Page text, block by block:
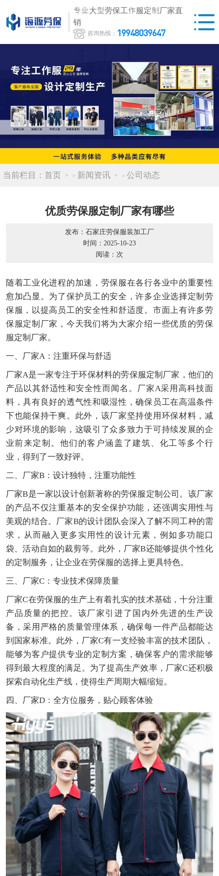
专业大型劳保工作服定制厂家直
销
咨询热线： 19948039647
当前栏目： 首页 > 新闻资讯 > 公司动态
优质劳保服定制厂家有哪些
发布：石家庄劳保服装加工厂
时间：2025-10-23
阅读： 次
随着工业化进程的加速，劳保服在各行各业中的重要性
愈加凸显。为了保护员工的安全，许多企业选择定制劳
保服，以提高员工的安全性和舒适度。市面上有许多劳
保服定制厂家，今天我们将为大家介绍一些优质的劳保
服定制厂家。
一、厂家A：注重环保与舒适
厂家A是一家专注于环保材料的劳保服定制厂家，他们的
产品以其舒适性和安全性而闻名。厂家A采用高科技面
料，具有良好的透气性和吸湿性，确保员工在高温条件
下也能保持干爽。此外，该厂家坚持使用环保材料，减
少对环境的影响，这吸引了众多致力于可持续发展的企
业前来定制。他们的客户涵盖了建筑、化工等多个行
业，得到了一致好评。
二、厂家B：设计独特，注重功能性
厂家B是一家以设计创新著称的劳保服定制公司。该厂家
的产品不仅注重基本的安全保护功能，还强调实用性与
美观的结合。厂家B的设计团队会深入了解不同工种的需
求，从而融入更多实用性的设计元素，例如多功能口
袋、活动自如的裁剪等。此外，厂家B还能够提供个性化
的定制服务，让企业在劳保服的选择上更具特色。
三、厂家C：专业技术保障质量
厂家C在劳保服的生产上有着扎实的技术基础，十分注重
产品质量的把控。该厂家引进了国内外先进的生产设
备，采用严格的质量管理体系，确保每一件产品都能达
到国家标准。此外，厂家C有一支经验丰富的技术团队，
能够为客户提供专业的定制方案，确保客户的需求能够
得到最大程度的满足。为了提高生产效率，厂家C还积极
探索自动化生产线，使得生产周期大幅缩短。
四、厂家D：全方位服务，贴心顾客体验